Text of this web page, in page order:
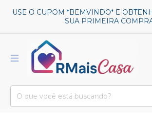
USE O CUPOM *BEMVINDO* E
SUA PRIMEIRA